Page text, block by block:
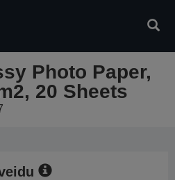
Photo Paper,
20 Sheets